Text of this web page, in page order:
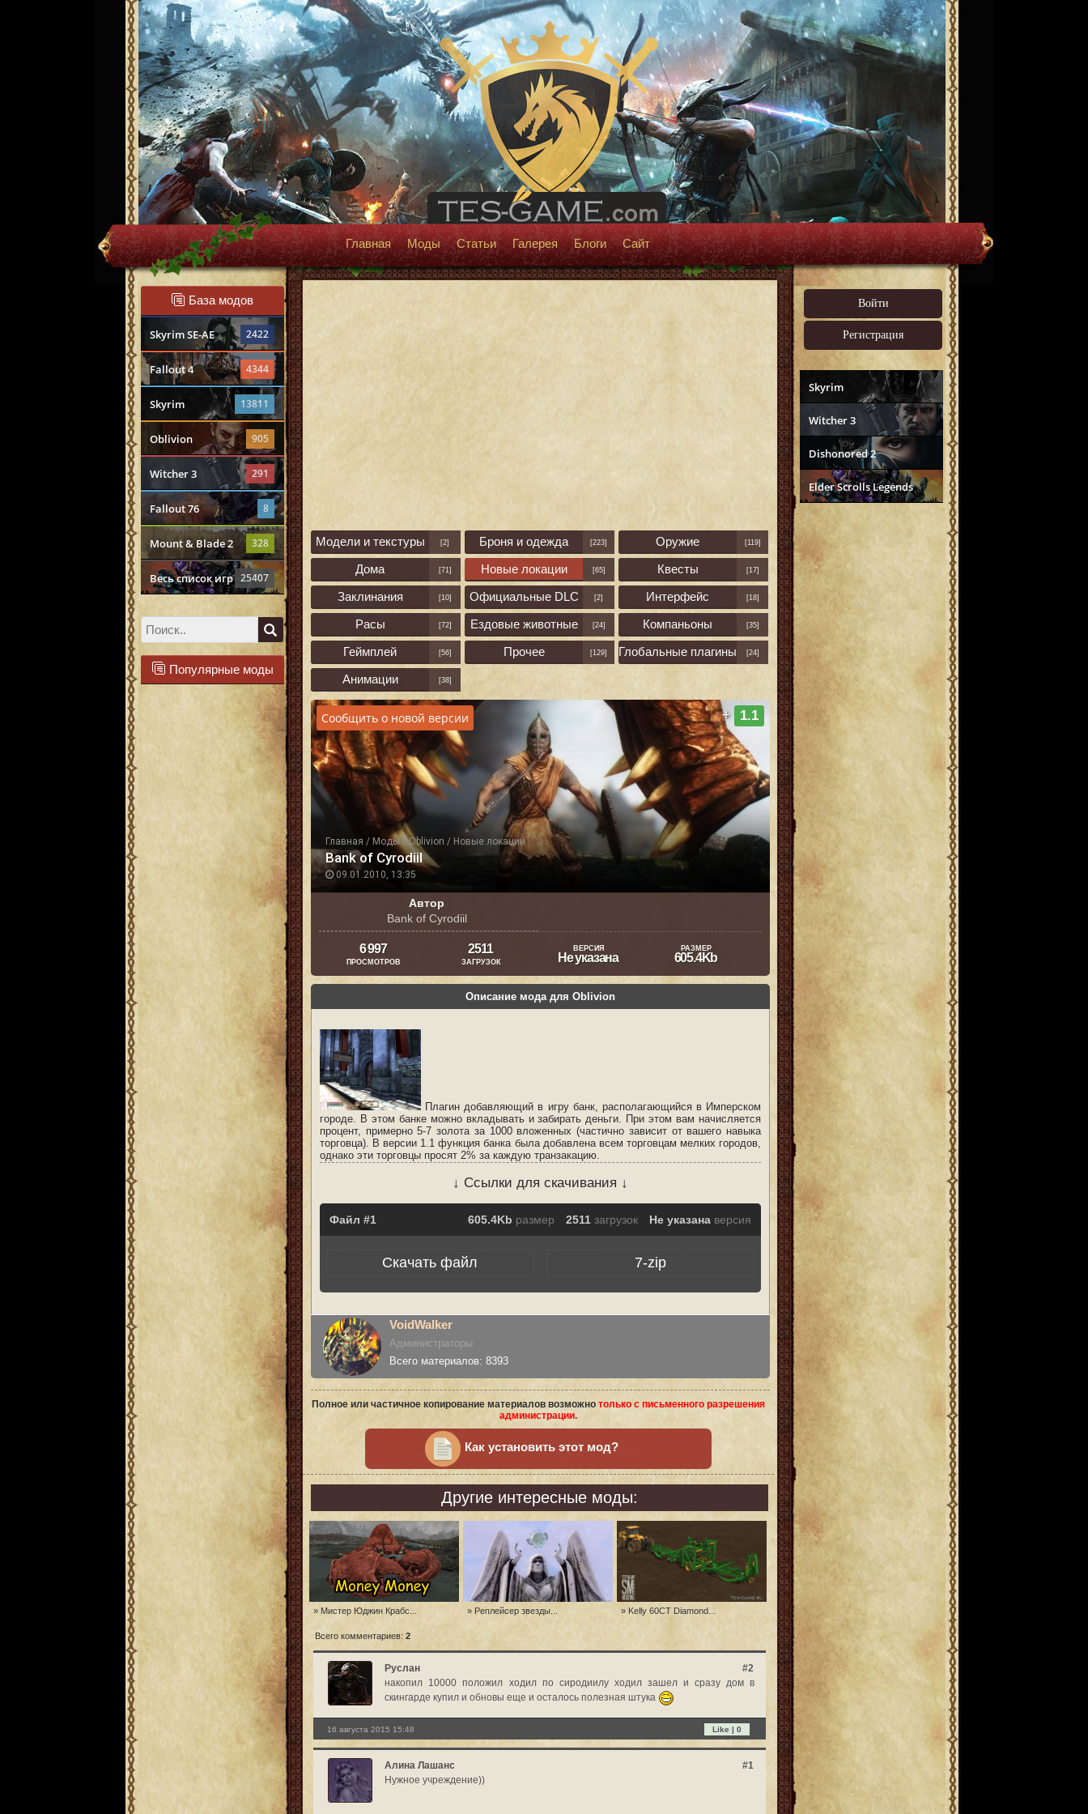
Главная Моды Статьи Галерея Блоги Сайт
База модов
Skyrim SE-AE 2422
Fallout 4 4344
Skyrim 13811
Oblivion 905
Witcher 3 291
Fallout 76 8
Mount & Blade 2 328
Весь список игр 25407
Популярные моды
Войти
Регистрация
Skyrim
Witcher 3
Dishonored 2
Elder Scrolls Legends
Модели и текстуры [2] Броня и одежда [223] Оружие [119]
Дома [71] Новые локации [65] Квесты [17]
Заклинания [10] Официальные DLC [2] Интерфейс [18]
Расы [72] Ездовые животные [24] Компаньоны [35]
Геймплей [56] Прочее [129] Глобальные плагины [24]
Анимации [38]
Главная / Моды/Oblivion / Новые локации
09.01.2010, 13:35
Bank of Cyrodiil
Сообщить о новой версии + 1.1
Автор
Bank of Cyrodiil
6 997
ПРОСМОТРОВ
2511
ЗАГРУЗОК
ВЕРСИЯ
Не указана
РАЗМЕР
605.4Kb
Описание мода для Oblivion
Плагин добавляющий в игру банк, располагающийся в Имперском
городе. В этом банке можно вкладывать и забирать деньги. При этом вам начисляется
процент, примерно 5-7 золота за 1000 вложенных (частично зависит от вашего навыка
торговца). В версии 1.1 функция банка была добавлена всем торговцам мелких городов,
однако эти торговцы просят 2% за каждую транзакацию.
↓ Ссылки для скачивания ↓
Файл 605.4Kb размер 2511 загрузок Не указана версия
Скачать файл 7-zip
VoidWalker
Администраторы
Всего материалов: 8393
Полное или частичное копирование материалов возможно только с письменного разрешения
администрации.
Как установить этот мод?
Другие интересные моды:
» Мистер Юджин Крабс... » Реплейсер звезды... » Kelly 60CT Diamond...
Всего комментариев: 2
Руслан
#2
накопил 10000 положил ходил по сиродиилу ходил зашел и сразу дом в
скингарде купил и обновы еще и осталось полезная штука
16 августа 2015 15:48 Like | 0
Алина Лашанс
#1
Нужное учреждение))